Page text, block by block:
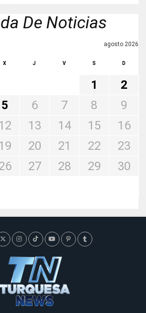
De Noticias
agosto 2026
X J V S D
1
2
5 6 7 8
9
13 14 15
16
20 21 22
23
27 28 29
30